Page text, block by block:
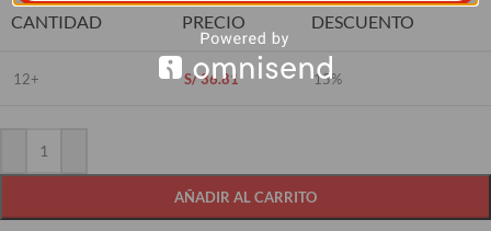
CANTIDAD PRECIO DESCUENTO
12+ S/36.81 15%
AÑADIR AL CARRITO